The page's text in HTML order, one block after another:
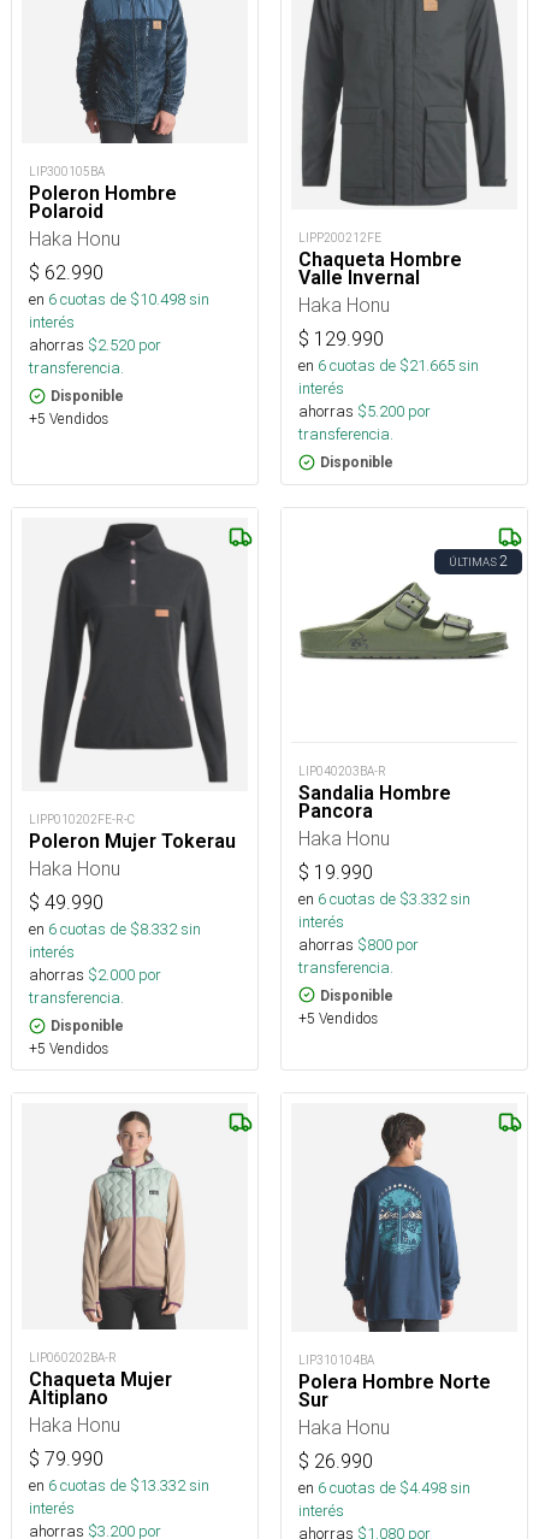
LIP300105BA
Poleron Hombre
Polaroid
Haka Honu
$ 62.990
en 6cuotas de $10.498sin
interés
ahorras $2.520 por
transferencia.
Disponible
+5 Vendidos
LIPP200212FE
Chaqueta Hombre
Valle Invernal
Haka Honu
$ 129.990
en 6cuotas de $21.665sin
interés
ahorras $5.200 por
transferencia.
Disponible
LIPP010202FE-R-C
Poleron Mujer Tokerau
Haka Honu
$ 49.990
en 6cuotas de $8.332sin
interés
ahorras $2.000 por
transferencia.
Disponible
+5 Vendidos
ÚLTIMAS2
LIP040203BA-R
Sandalia Hombre
Pancora
Haka Honu
$ 19.990
en 6cuotas de $3.332sin
interés
ahorras $800 por
transferencia.
Disponible
+5 Vendidos
LIP060202BA-R
Chaqueta Mujer
Altiplano
Haka Honu
$ 79.990
en 6cuotas de $13.332sin
interés
ahorras $3.200 por
LIP310104BA
Polera Hombre Norte
Sur
Haka Honu
$ 26.990
en 6cuotas de $4.498sin
interés
ahorras $1.080 por